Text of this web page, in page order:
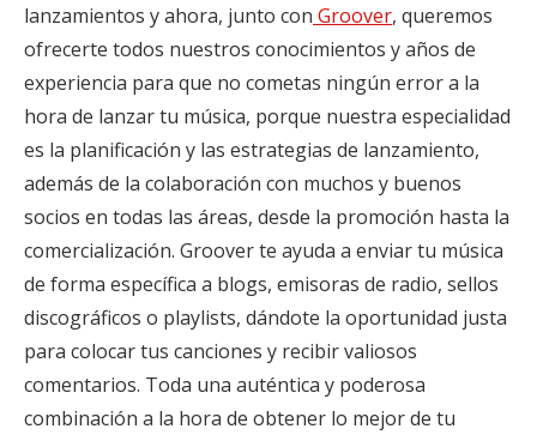
lanzamientos y ahora, junto con Groover, queremos
ofrecerte todos nuestros conocimientos y años de
experiencia para que no cometas ningún error a la
hora de lanzar tu música, porque nuestra especialidad
es la planificación y las estrategias de lanzamiento,
además de la colaboración con muchos y buenos
socios en todas las áreas, desde la promoción hasta la
comercialización. Groover te ayuda a enviar tu música
de forma específica a blogs, emisoras de radio, sellos
discográficos o playlists, dándote la oportunidad justa
para colocar tus canciones y recibir valiosos
comentarios. Toda una auténtica y poderosa
combinación a la hora de obtener lo mejor de tu